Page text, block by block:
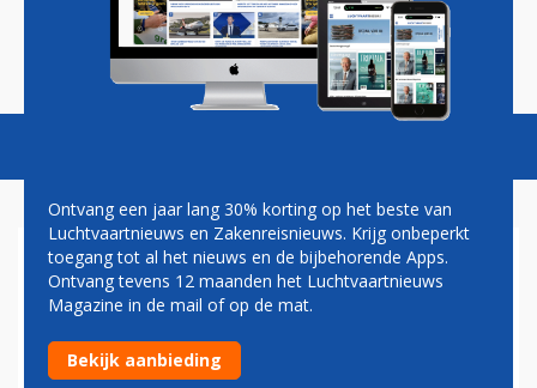
Magazine Podcasts Vacatures
ONDERHANDELINGEN OPEN
SKIES-VERDRAG MET QATAR
VAN START
Ontvang een jaar lang 30% korting op het beste van
Luchtvaartnieuws en Zakenreisnieuws. Krijg onbeperkt
toegang tot al het nieuws en de bijbehorende Apps.
Ontvang tevens 12 maanden het Luchtvaartnieuws
Magazine in de mail of op de mat.
Bekijk aanbieding